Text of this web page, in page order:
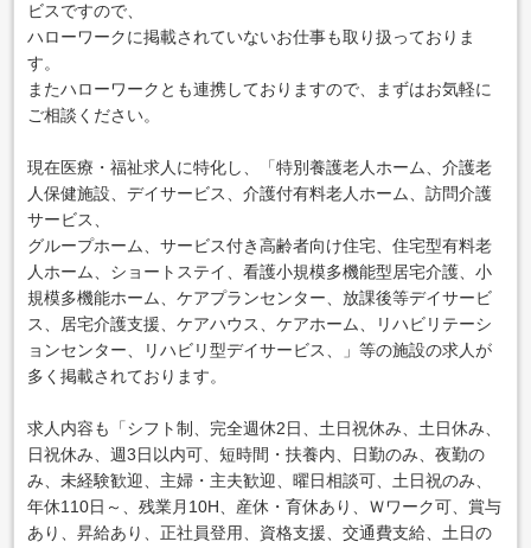
ビスですので、
ハローワークに掲載されていないお仕事も取り扱っておりま
す。
またハローワークとも連携しておりますので、まずはお気軽に
ご相談ください。
現在医療・福祉求人に特化し、「特別養護老人ホーム、介護老
人保健施設、デイサービス、介護付有料老人ホーム、訪問介護
サービス、
グループホーム、サービス付き高齢者向け住宅、住宅型有料老
人ホーム、ショートステイ、看護小規模多機能型居宅介護、小
規模多機能ホーム、ケアプランセンター、放課後等デイサービ
ス、居宅介護支援、ケアハウス、ケアホーム、リハビリテーシ
ョンセンター、リハビリ型デイサービス、」等の施設の求人が
多く掲載されております。
求人内容も「シフト制、完全週休2日、土日祝休み、土日休み、
日祝休み、週3日以内可、短時間・扶養内、日勤のみ、夜勤の
み、未経験歓迎、主婦・主夫歓迎、曜日相談可、土日祝のみ、
年休110日～、残業月10H、産休・育休あり、Ｗワーク可、賞与
あり、昇給あり、正社員登用、資格支援、交通費支給、土日の